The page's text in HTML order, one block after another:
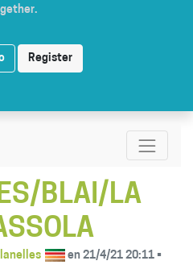
Register
BLAI/LA
en21/4/21 20:11 •